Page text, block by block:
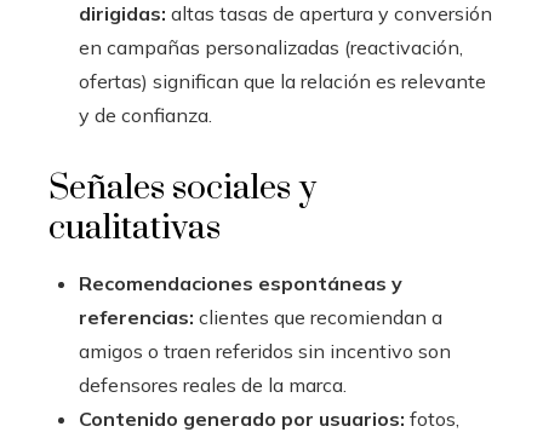
dirigidas: altas tasas de apertura y conversión
en campañas personalizadas (reactivación,
ofertas) significan que la relación es relevante
y de confianza.
Señales sociales y
cualitativas
Recomendaciones espontáneas y
referencias: clientes que recomiendan a
amigos o traen referidos sin incentivo son
defensores reales de la marca.
Contenido generado por usuarios: fotos,